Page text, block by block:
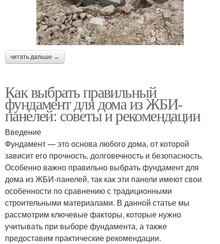
читать дальше →
Как выбрать правильный
фундамент для дома из ЖБИ-
панелей: советы и рекомендации
Введение
Фундамент — это основа любого дома, от которой
зависит его прочность, долговечность и безопасность.
Особенно важно правильно выбрать фундамент для
дома из ЖБИ-панелей, так как эти панели имеют свои
особенности по сравнению с традиционными
строительными материалами. В данной статье мы
рассмотрим ключевые факторы, которые нужно
учитывать при выборе фундамента, а также
предоставим практические рекомендации.